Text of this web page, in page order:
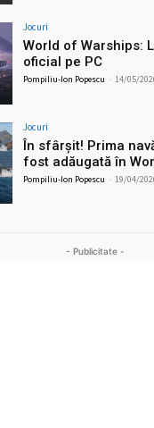
Jocuri
World of Warships:
oficial pe PC
Pompiliu-Ion Popescu - 14/05/
Jocuri
În sfârșit! Prima
fost adăugată în
Pompiliu-Ion Popescu - 19/04/
- Publicitate -